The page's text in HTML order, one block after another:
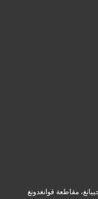
مقاطعة قوانغدونغ